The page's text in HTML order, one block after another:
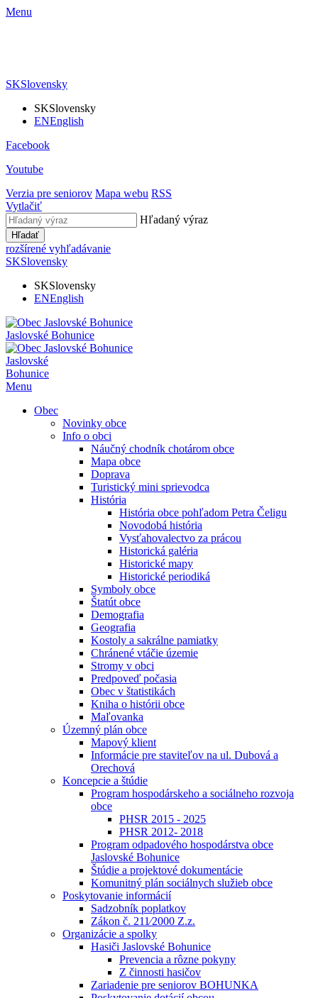
Menu
SKSlovensky
SKSlovensky
ENEnglish
Facebook
Youtube
Verzia pre seniorov Mapa webu RSS
Vytlačiť
Hľadaný výraz
Hľadať
rozšírené vyhľadávanie
SKSlovensky
SKSlovensky
ENEnglish
Jaslovské Bohunice
Jaslovské
Bohunice
Menu
Obec
Novinky obce
Info o obci
Náučný chodník chotárom obce
Mapa obce
Doprava
Turistický mini sprievodca
História
História obce pohľadom Petra Čeligu
Novodobá história
Vysťahovalectvo za prácou
Historická galéria
Historické mapy
Historické periodiká
Symboly obce
Štatút obce
Demografia
Geografia
Kostoly a sakrálne pamiatky
Chránené vtáčie územie
Stromy v obci
Predpoveď počasia
Obec v štatistikách
Kniha o histórii obce
Maľovanka
Územný plán obce
Mapový klient
Informácie pre staviteľov na ul. Dubová a
Orechová
Koncepcie a štúdie
Program hospodárskeho a sociálneho rozvoja
obce
PHSR 2015 - 2025
PHSR 2012- 2018
Program odpadového hospodárstva obce
Jaslovské Bohunice
Štúdie a projektové dokumentácie
Komunitný plán sociálnych služieb obce
Poskytovanie informácií
Sadzobník poplatkov
Zákon č. 211⁄2000 Z.z.
Organizácie a spolky
Hasiči Jaslovské Bohunice
Prevencia a rôzne pokyny
Z činnosti hasičov
Zariadenie pre seniorov BOHUNKA